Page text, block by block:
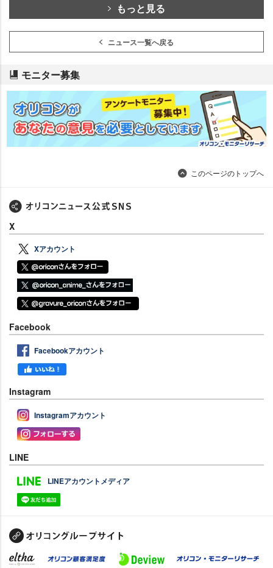
もっと見る
ニュース一覧へ戻る
モニター募集
このページのトップへ
X
Xアカウント
Facebook
Facebookアカウント
Instagram
Instagramアカウント
LINE
LINEアカウントメディア